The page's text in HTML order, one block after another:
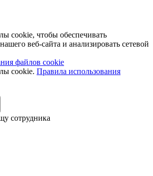
cookie, чтобы обеспечивать
веб-сайта и анализировать сетевой
файлов cookie
cookie. Правила использования
сотрудника